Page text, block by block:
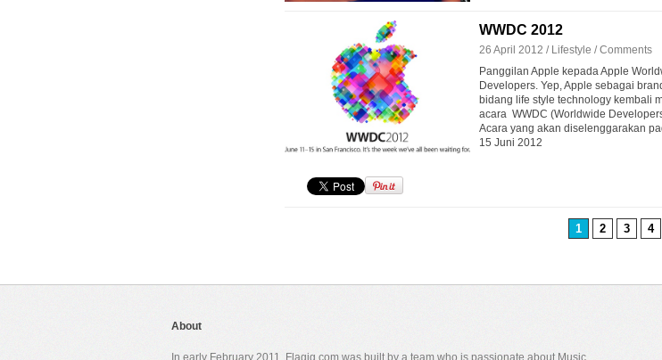
WWDC 2012
26 April 2012 / Lifestyle /Comments
Panggilan Apple kepada Apple
Developers. Yep, Apple sebagai
bidang life style technology kembali
acara WWDC (Worldwide
Acara yang akan diselenggarakan
15 Juni 2012
1 2 3 4
About